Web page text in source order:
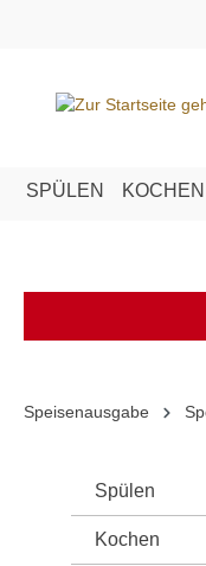
SPÜLEN KOCHEN
Speisenausgabe
Spülen
Kochen